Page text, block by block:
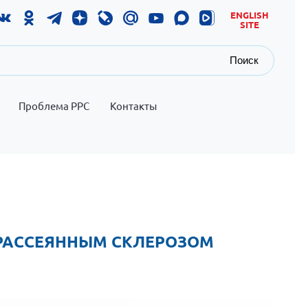
ENGLISH
SITE
Поиск
Проблема РРС Контакты
СКЛЕРОЗОМ